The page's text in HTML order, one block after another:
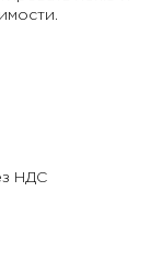
НДС